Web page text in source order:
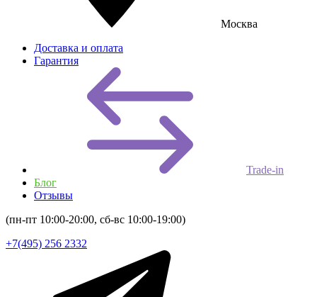
Москва
Доставка и оплата
Гарантия
Trade-in
Блог
Отзывы
(пн-пт 10:00-20:00, сб-вс 10:00-19:00)
+7(495) 256 2332